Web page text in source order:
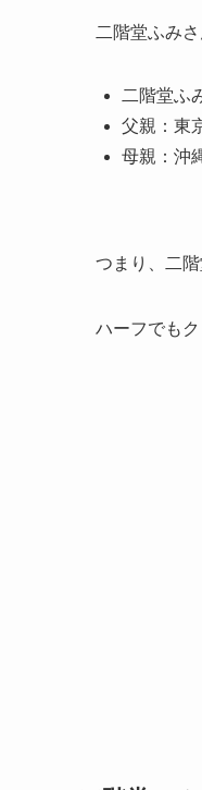
二階堂ふみ
二階堂ふ
父親：東
母親：沖
つまり、二
ハーフでもク